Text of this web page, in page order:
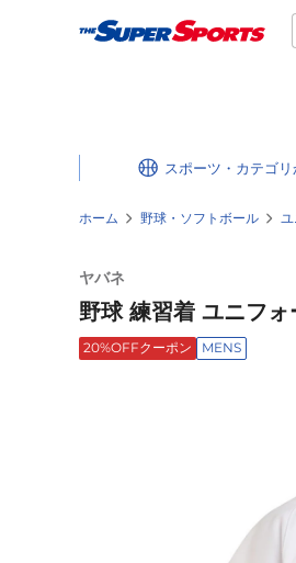
スポーツ・カテゴリ
ホーム 野球・ソフトボール
ヤバネ
野球 練習着 ユニフ
20%OFFクーポン MENS